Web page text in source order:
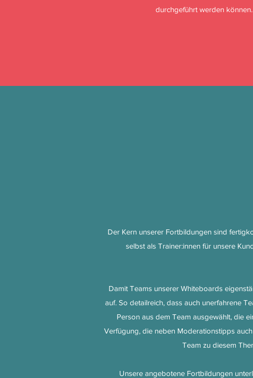
durchgeführt werden
Der Kern unserer Fortbildungen sind
selbst als Trainer:innen für unsere
Damit Teams unserer Whiteboards
auf. So detailreich, dass auch unerfahrene
Person aus dem Team ausgewählt, die
Verfügung, die neben Moderationstipps
Team zu diesem
Unsere angebotene Fortbildungen